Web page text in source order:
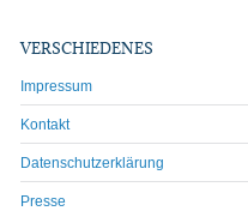
VERSCHIEDENES
Impressum
Kontakt
Datenschutzerklärung
Presse